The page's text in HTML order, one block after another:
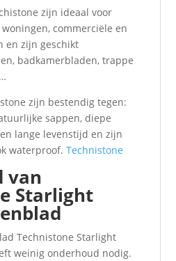
zijn ideaal voor
commerciële en
en zijn geschikt
badkamerbladen, trappe
zijn bestendig tegen:
sappen, diepe
lange levenstijd en zijn
waterproof.Technistone
van
Starlight
Technistone Starlight
weinig onderhoud nodig.